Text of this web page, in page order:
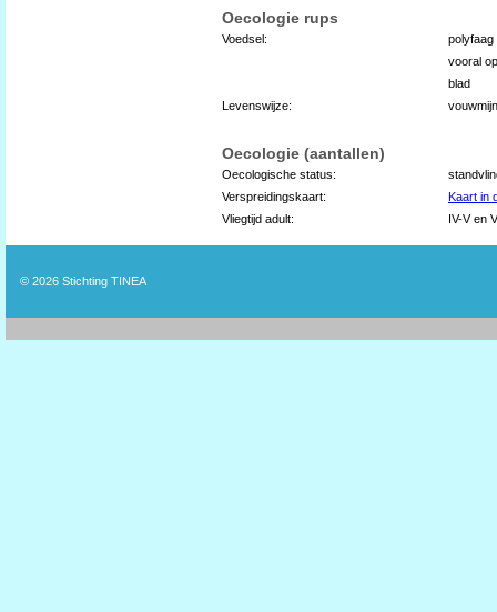
Oecologie rups
Voedsel:
polyfaag
vooral
blad
Levenswijze:
vouwmijn
Oecologie (aantallen)
Oecologische status:
Verspreidingskaart:
Kaart in
Vliegtijd adult:
IV-V en
© 2026 Stichting TINEA